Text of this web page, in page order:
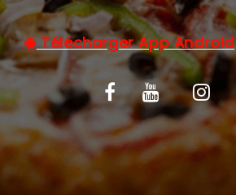
C.G.V
Télécharger App Android